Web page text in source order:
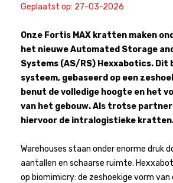
Geplaatst op: 27-03-2026
Onze Fortis MAX kratten maken
het nieuwe Automated Storage
Systems (AS/RS) Hexxabotics. Dit
systeem, gebaseerd op een
benut de volledige hoogte en het
van het gebouw. Als trotse
hiervoor de intralogistieke
Warehouses staan onder enorme druk
aantallen en schaarse ruimte.
op biomimicry: de zeshoekige vorm van